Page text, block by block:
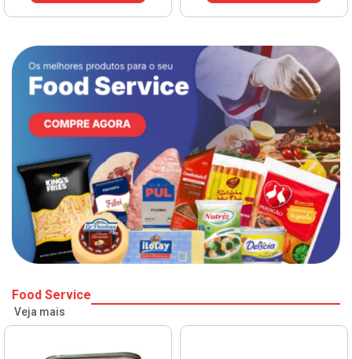
Food Service
Veja mais